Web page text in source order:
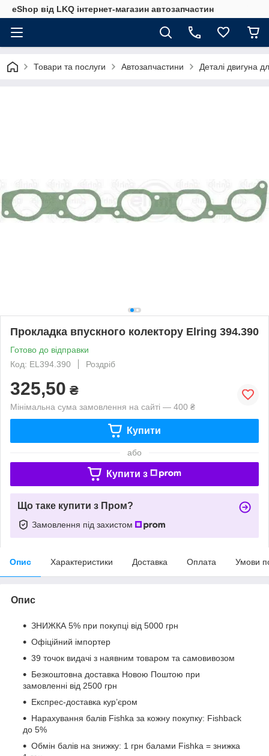
eShop від LKQ інтернет-магазин автозапчастин
Товари та послуги Автозапчастини Деталі двигуна
Прокладка впускного колектору Elring 394.390
Готово до відправки
Код: EL394.390
Роздріб
325,50 ₴
Мінімальна сума замовлення на сайті — 400 ₴
Купити
або
Купити з
Що таке купити з Пром?
Замовлення під захистом
Опис Характеристики Доставка Оплата Умови
Опис
ЗНИЖКА 5% при покупці від 5000 грн
Офіційний імпортер
39 точок видачі з наявним товаром та самовивозом
Безкоштовна доставка Новою Поштою при
замовленні від 2500 грн
Експрес-доставка кур’єром
Нарахування балів Fishka за кожну покупку: Fishback
до 5%
Обмін балів на знижку: 1 грн балами Fishka = знижка